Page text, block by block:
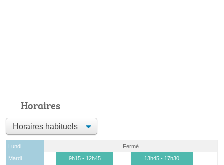
Horaires
Lundi
Fermé
Mardi
9h15 - 12h45
13h45 - 17h30